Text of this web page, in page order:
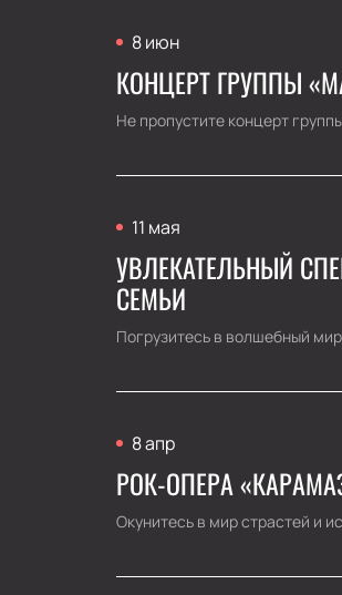
8 июн
КОНЦЕРТ ГРУППЫ
Не пропустите концерт
11 мая
УВЛЕКАТЕЛЬНЫЙ
СЕМЬИ
Погрузитесь в волшебный
8 апр
РОК-ОПЕРА
Окунитесь в мир страстей и